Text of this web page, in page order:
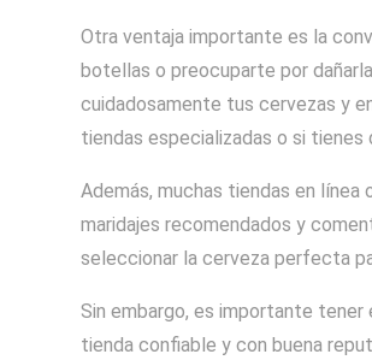
Otra ventaja importante es la
botellas o preocuparte por
cuidadosamente tus cervezas y
tiendas especializadas o si
Además, muchas tiendas en
maridajes recomendados y
seleccionar la cerveza perfecta
Sin embargo, es importante
tienda confiable y con buena